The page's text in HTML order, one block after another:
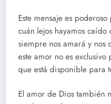
Este mensaje es
cuán lejos hayamos caído
siempre nos amará y nos
este amor no es
que está disponible para
El amor de Dios también